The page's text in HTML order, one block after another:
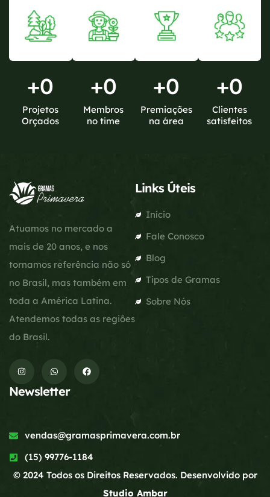
+0
Projetos
Orçados
+0
Membros
no time
+0
Premiações
na área
+0
Clientes
satisfeitos
Atuamos no mercado a
mais de 20 anos, e nos
tornamos referência não só
no Brasil, mas também em
toda a América Latina.
Atendemos todas as regiões
do Brasil.
Links Úteis
Início
Fale Conosco
Blog
Tipos de Gramas
Sobre Nós
Newsletter
vendas@gramasprimavera.com.br
(15) 99776-1184
© 2024 Todos os Direitos Reservados. Desenvolvido por
Studio Ambar